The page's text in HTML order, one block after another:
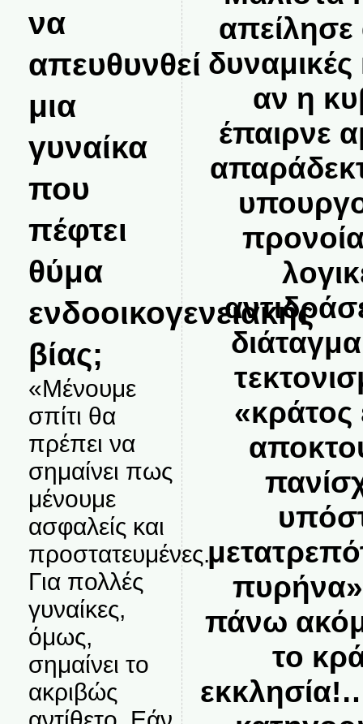
να
απευθυνθεί
μια
γυναίκα
που
πέφτει
θύμα
ενδοοικογενειακής
βίας;
«Μένουμε
σπίτι θα
πρέπει να
σημαίνει πως
μένουμε
ασφαλείς και
προστατευμένες.
Για πολλές
γυναίκες,
όμως,
σημαίνει το
ακριβώς
δυναμικές
αν η
έπαιρνε
«κράτος
πυρήνα»
πάνω
το